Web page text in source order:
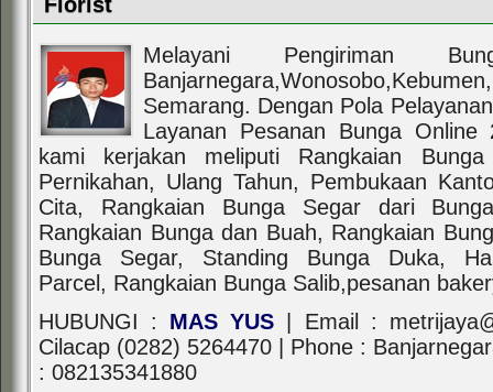
Melayani Pengiriman
Semarang. Dengan Pola
Layanan Pesanan Bunga
kami kerjakan meliputi Rangkaian
Pernikahan, Ulang Tahun, Pembukaan
Cita, Rangkaian Bunga Segar dari
Rangkaian Bunga dan Buah, Rangkaian
Bunga Segar, Standing Bunga Duka,
Parcel, Rangkaian Bunga Salib,pesanan
HUBUNGI : MAS YUS | Email :
Cilacap (0282) 5264470 | Phone :
: 082135341880